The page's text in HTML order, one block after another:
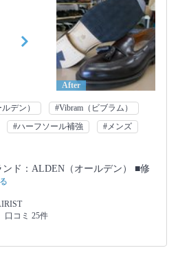
After
デン）
#Vibram（ビブラム）
#ハーフソール補強
#メンズ
ンド：ALDEN（オールデン） ■修
口コミ 25件